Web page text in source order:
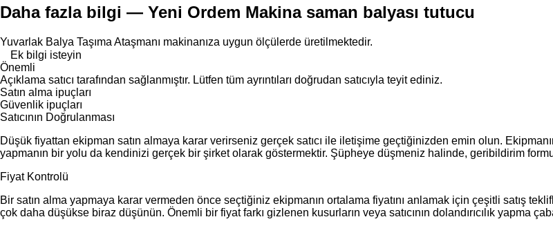
Daha fazla bilgi — Yeni Ordem Makina saman balyası tutucu
Yuvarlak Balya Taşıma Ataşmanı makinanıza uygun ölçülerde üretilmektedir.
Ek bilgi isteyin
Önemli
Açıklama satıcı tarafından sağlanmıştır. Lütfen tüm ayrıntıları doğrudan satıcıyla teyit ediniz.
Satın alma ipuçları
Güvenlik ipuçları
Satıcının Doğrulanması
Düşük fiyattan ekipman satın almaya karar verirseniz gerçek satıcı ile iletişime geçtiğinizden emin olun.
yapmanın bir yolu da kendinizi gerçek bir şirket olarak göstermektir. Şüpheye düşmeniz halinde, geribildirim
Fiyat Kontrolü
Bir satın alma yapmaya karar vermeden önce seçtiğiniz ekipmanın ortalama fiyatını anlamak için çeşitli satış
çok daha düşükse biraz düşünün. Önemli bir fiyat farkı gizlenen kusurların veya satıcının dolandırıcılık yapma